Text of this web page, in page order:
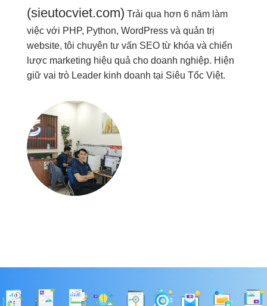
(sieutocviet.com) Trải qua hơn 6 năm làm
việc với PHP, Python, WordPress và quản trị
website, tôi chuyên tư vấn SEO từ khóa và chiến
lược marketing hiệu quả cho doanh nghiệp. Hiện
giữ vai trò Leader kinh doanh tại Siêu Tốc Việt.